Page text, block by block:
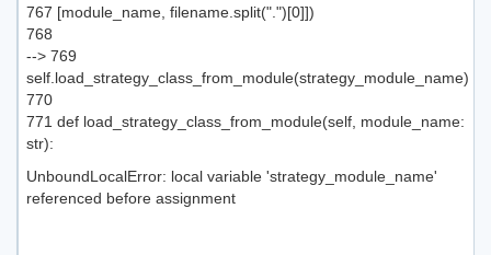
767 [module_name, filename.split(".")[0]])
768
--> 769
self.load_strategy_class_from_module(strategy_module_name)
770
771 def load_strategy_class_from_module(self, module_name:
str):
UnboundLocalError: local variable 'strategy_module_name'
referenced before assignment